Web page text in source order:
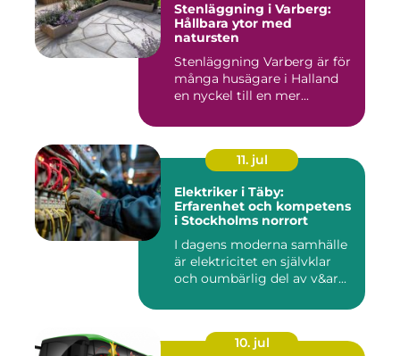
Stenläggning i Varberg:
Hållbara ytor med
natursten
Stenläggning Varberg är för
många husägare i Halland
en nyckel till en mer...
11. jul
Elektriker i Täby:
Erfarenhet och kompetens
i Stockholms norrort
I dagens moderna samhälle
är elektricitet en självklar
och oumbärlig del av v&ar...
10. jul